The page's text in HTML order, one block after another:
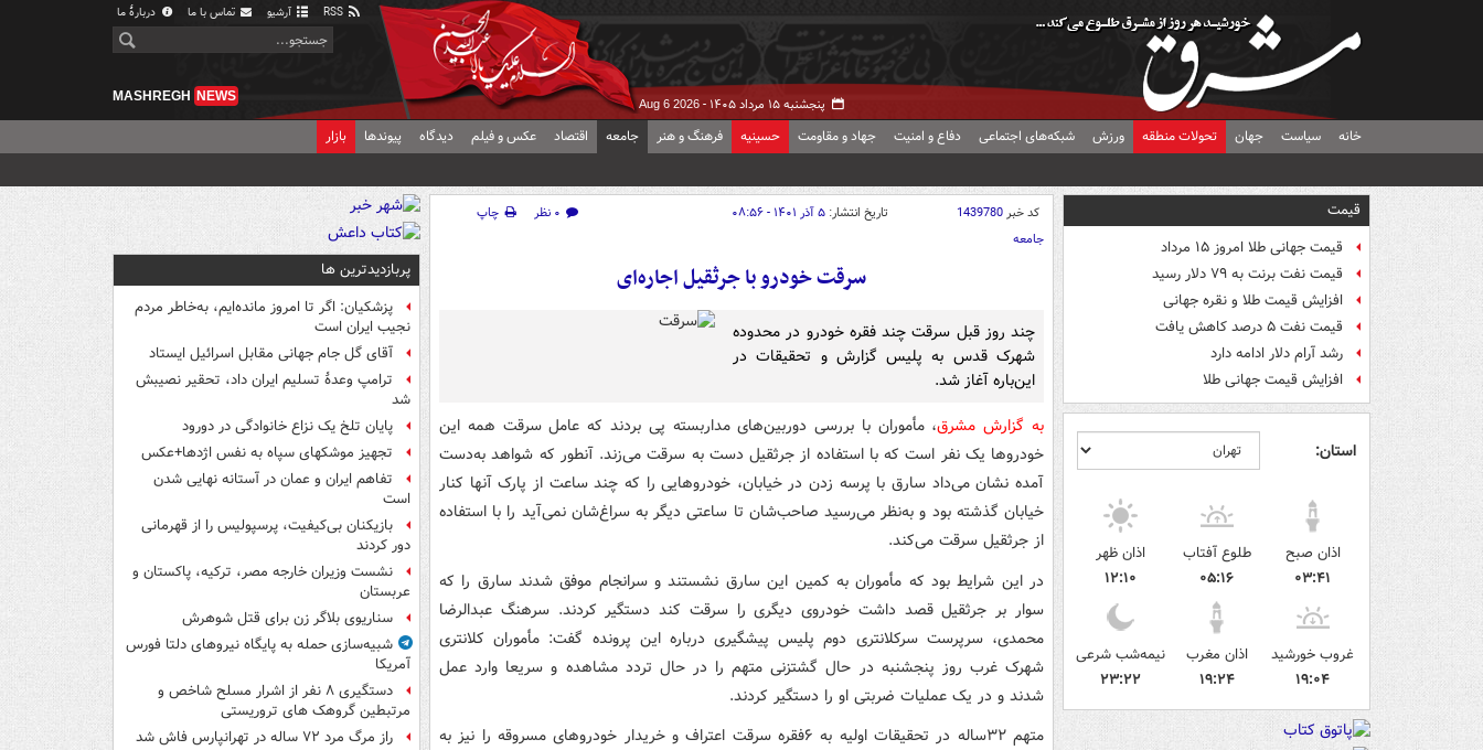
آرشیو تماس با ما دربارهٔ ما
پنجشنبه ۱۵ مرداد ۱۴۰۵ - Aug 6 2026
MASHREGH NEWS
خانه سیاست جهان تحولات منطقه ورزش شبکه‌های اجتماعی دفاع و امنیت جهاد و مقاومت حسینیه فرهنگ و هنر جامعه اقتصاد عکس و فیلم دیدگاه پیوندها بازار
قیمت
قیمت جهانی طلا امروز ۱۵ مرداد
قیمت نفت برنت به ۷۹ دلار رسید
افزایش قیمت طلا و نقره جهانی
قیمت نفت ۵ درصد کاهش یافت
رشد آرام دلار ادامه دارد
افزایش قیمت جهانی طلا
استان:
اذان صبح
۰۳:۴۱
طلوع آفتاب
۰۵:۱۶
اذان ظهر
۱۲:۱۰
غروب خورشید
۱۹:۰۴
اذان مغرب
۱۹:۲۴
نیمه‌شب شرعی
۲۳:۲۲
کد خبر1439780 تاریخ انتشار: ۵ آذر ۱۴۰۱ - ۰۸:۵۶ ۰ نظر
چاپ
جامعه
سرقت خودرو با جرثقیل اجاره‌ای
چند روز قبل سرقت چند فقره خودرو در محدوده
شهرک قدس به پلیس گزارش و تحقیقات در
این‌باره آغاز شد.
به گزارش مشرق، مأموران با بررسی دوربین‌های مداربسته پی بردند که عامل سرقت همه این
خودروها یک نفر است که با استفاده از جرثقیل دست به سرقت می‌زند. آنطور که شواهد به‌دست
آمده نشان می‌داد سارق با پرسه زدن در خیابان، خودروهایی را که چند ساعت از پارک آنها کنار
خیابان گذشته بود و به‌نظر می‌رسید صاحب‌شان تا ساعتی دیگر به سراغ‌شان نمی‌آید را با استفاده
از جرثقیل سرقت می‌کند.
در این شرایط بود که مأموران به کمین این سارق نشستند و سرانجام موفق شدند سارق را که
سوار بر جرثقیل قصد داشت خودروی دیگری را سرقت کند دستگیر کردند. سرهنگ عبدالرضا
محمدی، سرپرست سرکلانتری دوم پلیس پیشگیری درباره این پرونده گفت: مأموران کلانتری
شهرک غرب روز پنجشنبه در حال گشتزنی متهم را در حال تردد مشاهده و سریعا وارد عمل
شدند و در یک عملیات ضربتی او را دستگیر کردند.
متهم ۳۲ساله در تحقیقات اولیه به ۶فقره سرقت اعتراف و خریدار خودروهای مسروقه را نیز به
پربازدیدترین ها
پزشکیان: اگر تا امروز مانده‌ایم، به‌خاطر مردم
نجیب ایران است
آقای گل جام جهانی مقابل اسرائیل ایستاد
ترامپ وعدۀ تسلیم ایران داد، تحقیر نصیبش
شد
پایان تلخ یک نزاع خانوادگی در دورود
تجهیز موشکهای سپاه به نفس اژدها+عکس
تفاهم ایران و عمان در آستانه نهایی شدن
است
بازیکنان بی‌کیفیت، پرسپولیس را از قهرمانی
دور کردند
نشست وزیران خارجه مصر، ترکیه، پاکستان و
عربستان
سناریوی بلاگر زن برای قتل شوهرش
شبیه‌سازی حمله به پایگاه نیروهای دلتا فورس
آمریکا
دستگیری ۸ نفر از اشرار مسلح شاخص و
مرتبطین گروهک های تروریستی
راز مرگ مرد ۷۲ ساله در تهرانپارس فاش شد